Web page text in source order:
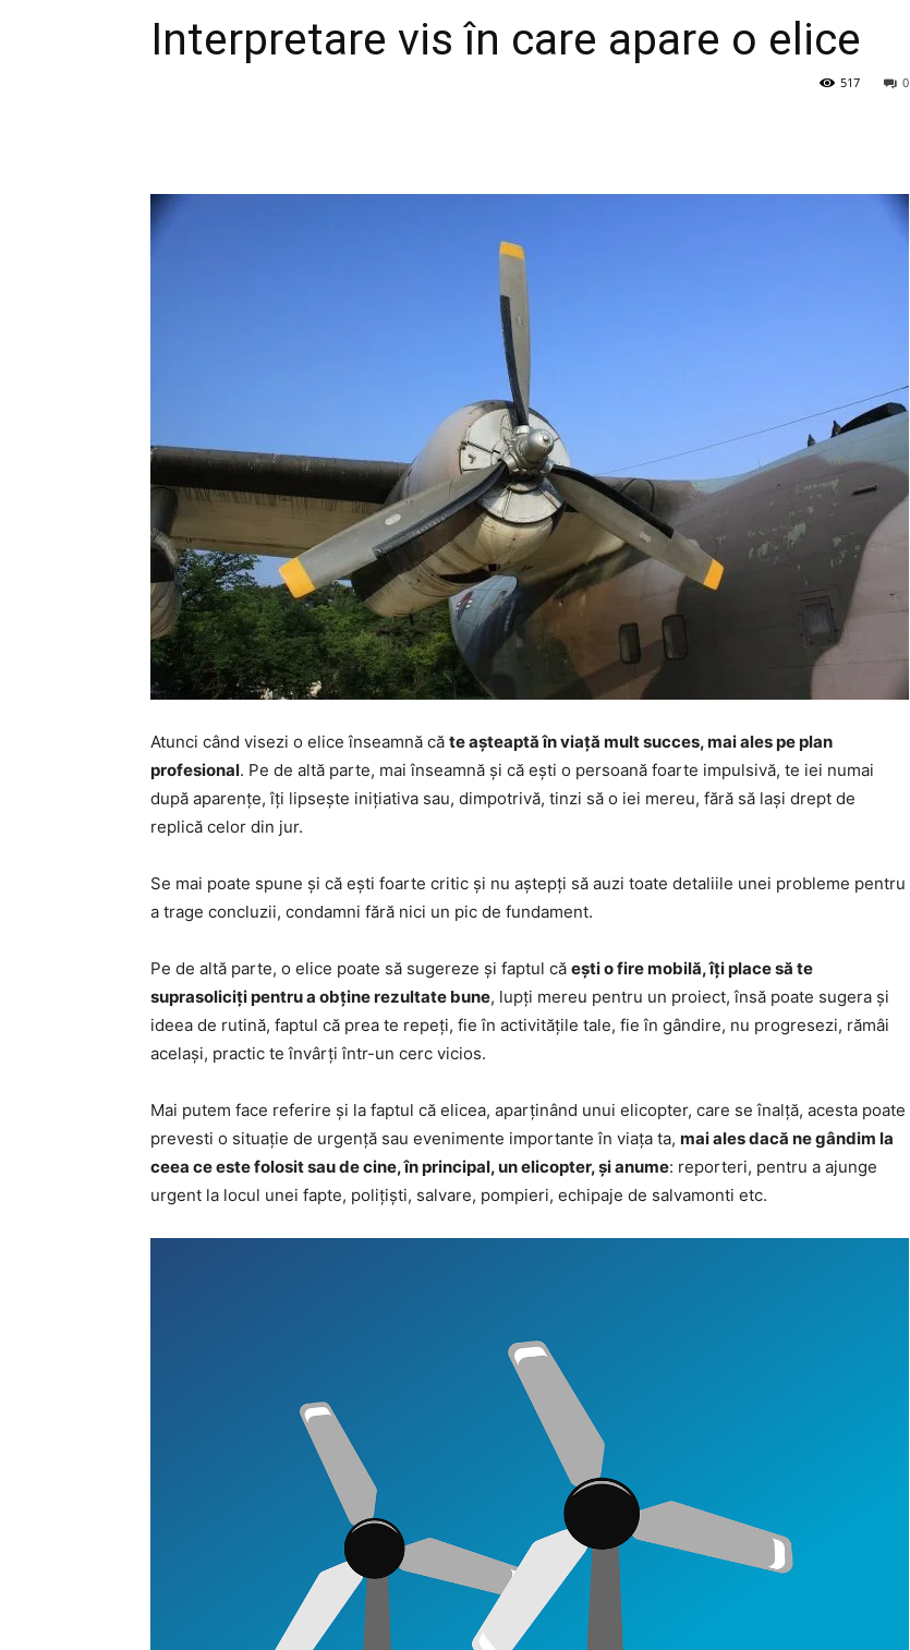
Interpretare vis în care apare o elice
0
517
Atunci când visezi o elice înseamnă că te așteaptă în viață mult succes, mai ales pe plan
profesional. Pe de altă parte, mai înseamnă și că ești o persoană foarte impulsivă, te iei numai
după aparențe, îți lipsește inițiativa sau, dimpotrivă, tinzi să o iei mereu, fără să lași drept de
replică celor din jur.
Se mai poate spune și că ești foarte critic și nu aștepți să auzi toate detaliile unei probleme pentru
a trage concluzii, condamni fără nici un pic de fundament.
Pe de altă parte, o elice poate să sugereze și faptul că ești o fire mobilă, îți place să te
suprasoliciți pentru a obține rezultate bune, lupți mereu pentru un proiect, însă poate sugera și
ideea de rutină, faptul că prea te repeți, fie în activitățile tale, fie în gândire, nu progresezi, rămâi
același, practic te învârți într-un cerc vicios.
Mai putem face referire și la faptul că elicea, aparținând unui elicopter, care se înalță, acesta poate
prevesti o situație de urgență sau evenimente importante în viața ta, mai ales dacă ne gândim la
ceea ce este folosit sau de cine, în principal, un elicopter, și anume: reporteri, pentru a ajunge
urgent la locul unei fapte, polițiști, salvare, pompieri, echipaje de salvamonti etc.